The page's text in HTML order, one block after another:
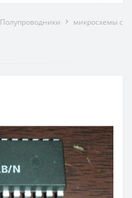
Полупроводники микросхемы